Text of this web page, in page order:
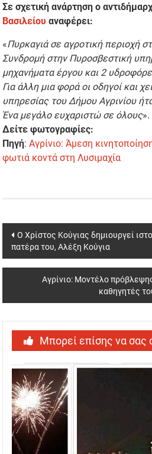
Σε σχετική ανάρτηση ο
Βασιλείου αναφέρει:
«Πυρκαγιά σε αγροτική περιοχή
Συνδρομή στην Πυροσβεστική
μηχανήματα έργου και 2
Για άλλη μια φορά οι οδηγοί και
υπηρεσίας του Δήμου Αγρινίου
Ένα μεγάλο ευχαριστώ σε όλους».
Δείτε φωτογραφίες:
Πηγή:Αγρίνιο: Άμεση
φωτιά κοντά στη Λυσιμαχία
Post
navigation
Ο Χρίστος Κούγιας δημιουργεί
πατέρα του, Αλέξη Κούγια
Αγρίνιο: Μοντέλο
καθηγητές
Μπορεί επίσης να σας